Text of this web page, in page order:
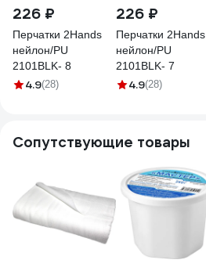
226 ₽
Перчатки 2Hands
нейлон/PU
2101BLK- 8
4.9(28)
226 ₽
Перчатки 2Hands
нейлон/PU
2101BLK- 7
4.9(28)
Сопутствующие товары